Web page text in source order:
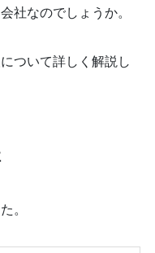
社なのでしょうか。
ついて詳しく解説し
。